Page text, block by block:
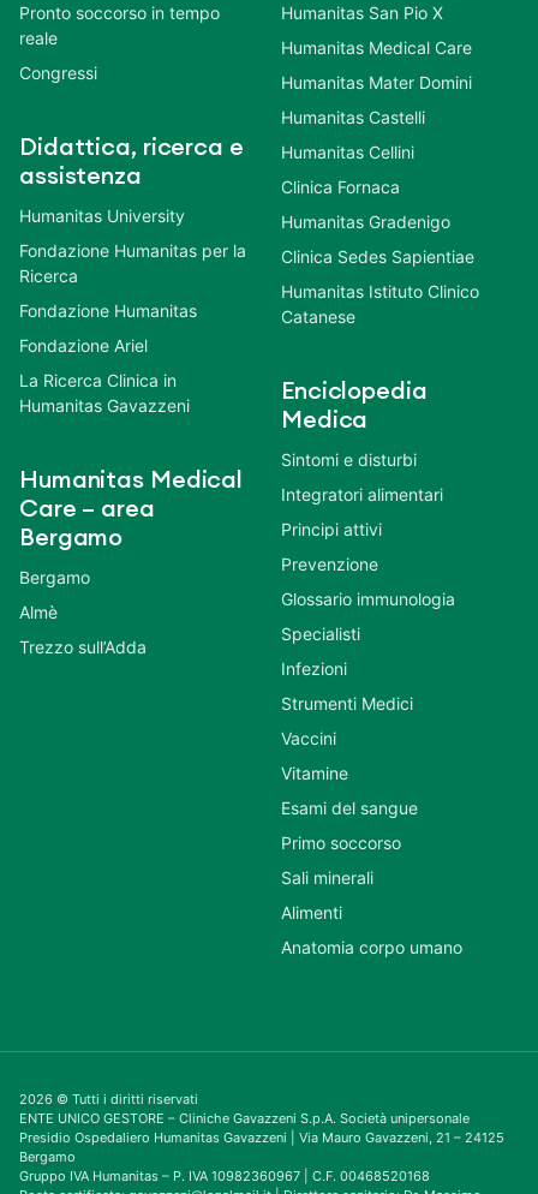
Pronto soccorso in tempo
reale
Congressi
Didattica, ricerca e
assistenza
Humanitas University
Fondazione Humanitas per la
Ricerca
Fondazione Humanitas
Fondazione Ariel
La Ricerca Clinica in
Humanitas Gavazzeni
Humanitas Medical
Care – area
Bergamo
Bergamo
Almè
Trezzo sull’Adda
Humanitas San Pio X
Humanitas Medical Care
Humanitas Mater Domini
Humanitas Castelli
Humanitas Cellini
Clinica Fornaca
Humanitas Gradenigo
Clinica Sedes Sapientiae
Humanitas Istituto Clinico
Catanese
Enciclopedia
Medica
Sintomi e disturbi
Integratori alimentari
Principi attivi
Prevenzione
Glossario immunologia
Specialisti
Infezioni
Strumenti Medici
Vaccini
Vitamine
Esami del sangue
Primo soccorso
Sali minerali
Alimenti
Anatomia corpo umano
2026 © Tutti i diritti riservati
ENTE UNICO GESTORE – Cliniche Gavazzeni S.p.A. Società unipersonale
Presidio Ospedaliero Humanitas Gavazzeni | Via Mauro Gavazzeni, 21 – 24125
Bergamo
Gruppo IVA Humanitas – P. IVA 10982360967 | C.F. 00468520168